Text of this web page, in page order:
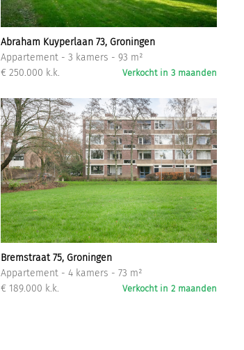
Abraham Kuyperlaan 73, Groningen
Appartement - 3 kamers - 93 m²
€ 250.000 k.k.
Verkocht in 3 maanden
Bremstraat 75, Groningen
Appartement - 4 kamers - 73 m²
€ 189.000 k.k.
Verkocht in 2 maanden